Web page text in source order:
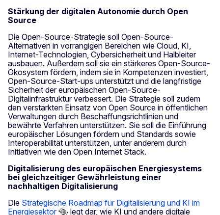
Stärkung der digitalen Autonomie durch Open
Source
Die Open-Source-Strategie soll Open-Source-
Alternativen in vorrangigen Bereichen wie Cloud, KI,
Internet-Technologien, Cybersicherheit und Halbleiter
ausbauen. Außerdem soll sie ein stärkeres Open-Source-
Ökosystem fördern, indem sie in Kompetenzen investiert,
Open-Source-Start-ups unterstützt und die langfristige
Sicherheit der europäischen Open-Source-
Digitalinfrastruktur verbessert. Die Strategie soll zudem
den verstärkten Einsatz von Open Source in öffentlichen
Verwaltungen durch Beschaffungsrichtlinien und
bewährte Verfahren unterstützen. Sie soll die Einführung
europäischer Lösungen fördern und Standards sowie
Interoperabilität unterstützen, unter anderem durch
Initiativen wie den Open Internet Stack.
Digitalisierung des europäischen Energiesystems
bei gleichzeitiger Gewährleistung einer
nachhaltigen Digitalisierung
Die Strategische Roadmap für Digitalisierung und KI im
Energiesektor
legt dar, wie KI und andere digitale